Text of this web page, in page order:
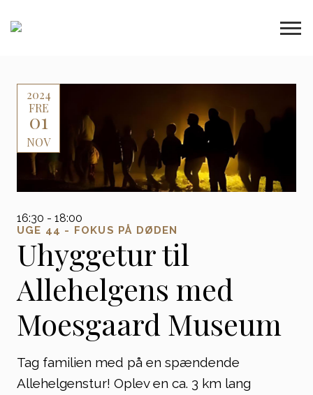
16:30 - 18:00
UGE 44 - FOKUS PÅ DØDEN
Uhyggetur til
Allehelgens med
Moesgaard Museum
Tag familien med på en spændende
Allehelgenstur! Oplev en ca. 3 km lang
2024
FRE
01
NOV